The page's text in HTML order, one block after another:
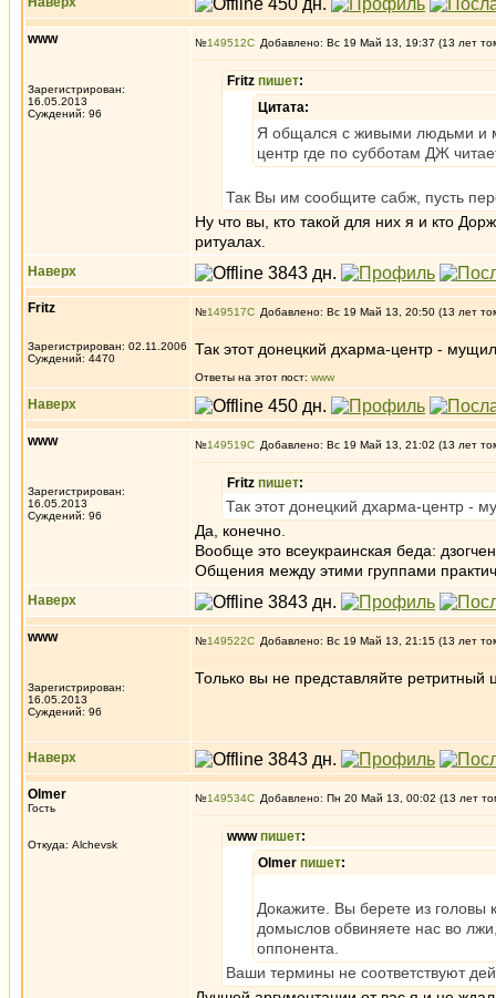
www
Зарегистрирован:
16.05.2013
Суждений: 96
№149512 Добавлено: Вс 19 Май 13, 19:37 (13 лет
Fritz пишет:
Цитата:
Я общался с живыми людьми и
центр где по субботам ДЖ
Так Вы им сообщите сабж, пусть
Ну что вы, кто такой для них я и кто
ритуалах.
Наверх
Fritz
Зарегистрирован: 02.11.2006
Суждений: 4470
№149517 Добавлено: Вс 19 Май 13, 20:50 (13 лет
Так этот донецкий дхарма-центр -
Ответы на этот пост: www
Наверх
www
Зарегистрирован:
16.05.2013
Суждений: 96
№149519 Добавлено: Вс 19 Май 13, 21:02 (13 лет
Fritz пишет:
Так этот донецкий дхарма-центр -
Да, конечно.
Вообще это всеукраинская беда:
Общения между этими группами
Наверх
www
Зарегистрирован:
16.05.2013
Суждений: 96
№149522 Добавлено: Вс 19 Май 13, 21:15 (13 лет
Только вы не представляйте ретритный
Наверх
Olmer
Гость
Откуда: Alchevsk
№149534 Добавлено: Пн 20 Май 13, 00:02 (13 лет
wwwпишет:
Olmer пишет:
Докажите. Вы берете из головы
домыслов обвиняете нас во
оппонента.
Ваши термины не соответствуют